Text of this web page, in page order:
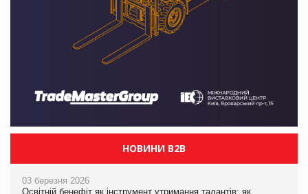
НОВИНИ B2B
03 березня 2026
Освітній бенефіт як інструмент утримання талантів: як